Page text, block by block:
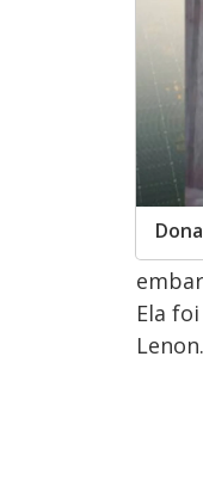
Ela
Lenon.